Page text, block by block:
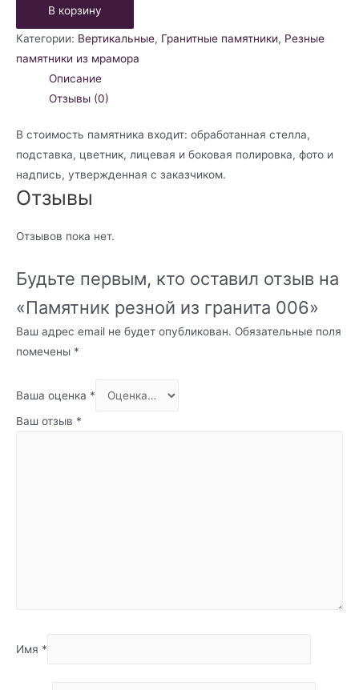
Памятник
резной
В корзину
Категории: Вертикальные, Гранитные памятники, Резные
памятники из мрамора
Описание
Отзывы (0)
В стоимость памятника входит: обработанная стелла,
подставка, цветник, лицевая и боковая полировка, фото и
надпись, утвержденная с заказчиком.
Отзывы
Отзывов пока нет.
Будьте первым, кто оставил отзыв на
«Памятник резной из гранита 006»
Ваш адрес email не будет опубликован. Обязательные поля
помечены *
Ваша оценка *
Ваш отзыв *
Имя *